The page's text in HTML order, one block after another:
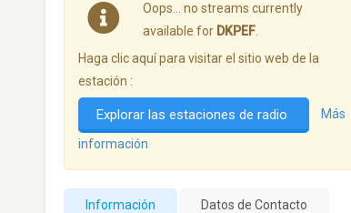
Oops… no streams currently
available for DKPEF
Haga clic aquí para visitar el sitio web de la
estación :
Explorar las estaciones de radio Más
información
Información Datos de Contacto